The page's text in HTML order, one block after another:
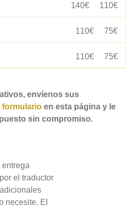
110€
140€
75€
110€
75€
110€
envíenos sus
formulario en esta página y le
sin compromiso.
el traductor
necesite. El